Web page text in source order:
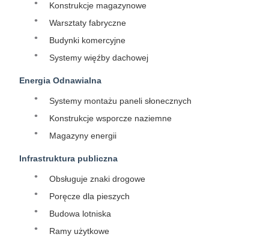
Konstrukcje magazynowe
Warsztaty fabryczne
Budynki komercyjne
Systemy więźby dachowej
Energia Odnawialna
Systemy montażu paneli słonecznych
Konstrukcje wsporcze naziemne
Magazyny energii
Infrastruktura publiczna
Obsługuje znaki drogowe
Poręcze dla pieszych
Budowa lotniska
Ramy użytkowe